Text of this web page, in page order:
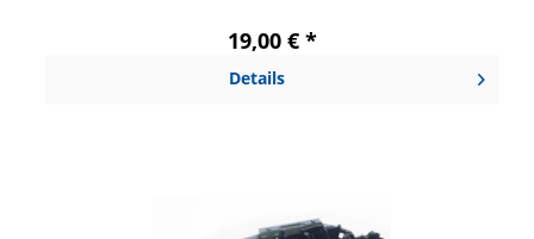
19,00 € *
Details